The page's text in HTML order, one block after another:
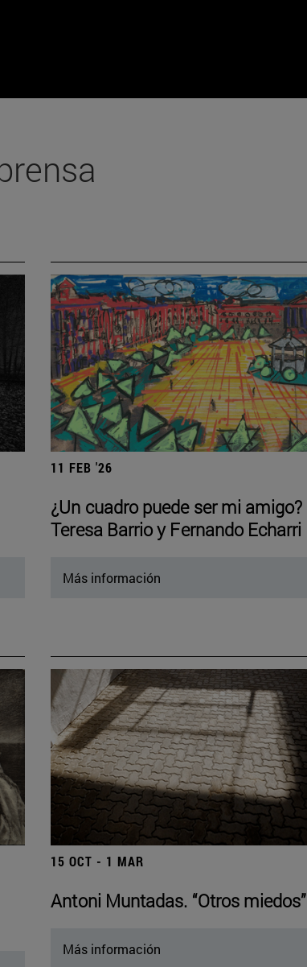
11 FEB '26
¿Un cuadro puede ser mi amigo?
Teresa Barrio y Fernando Echarri
Más información
15 OCT - 1 MAR
Antoni Muntadas. “Otros miedos”
Más información